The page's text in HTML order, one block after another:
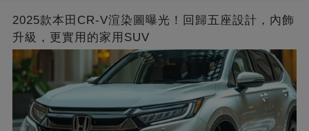
2025款本田CR-V渲染圖曝光！回歸五座設計，內飾
升級，更實用的家用SUV